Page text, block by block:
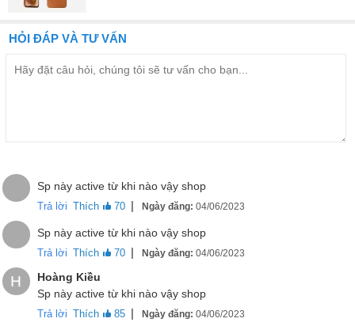
Độ sáng tối
Tần số quét
Bộ vi xử lý A16 Bionic A15 Bionic
Dung lượng
RAM
6GB
HỎI ĐÁP VÀ TƯ VẤN
Sp này active từ khi nào vậy shop
Trả lời Thích 70 | Ngày đăng: 04/06/2023
Sp này active từ khi nào vậy shop
Trả lời Thích 70 | Ngày đăng: 04/06/2023
H
Hoàng Kiều
Sp này active từ khi nào vậy shop
Trả lời Thích 85 | Ngày đăng: 04/06/2023